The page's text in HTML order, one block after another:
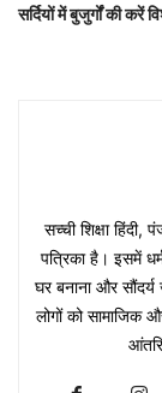
सर्दियों में बुजुर्गों की करें
सच्ची शिक्षा
पत्रिका है। इसमें
घर बनाना और
लोगों को सामाजिक